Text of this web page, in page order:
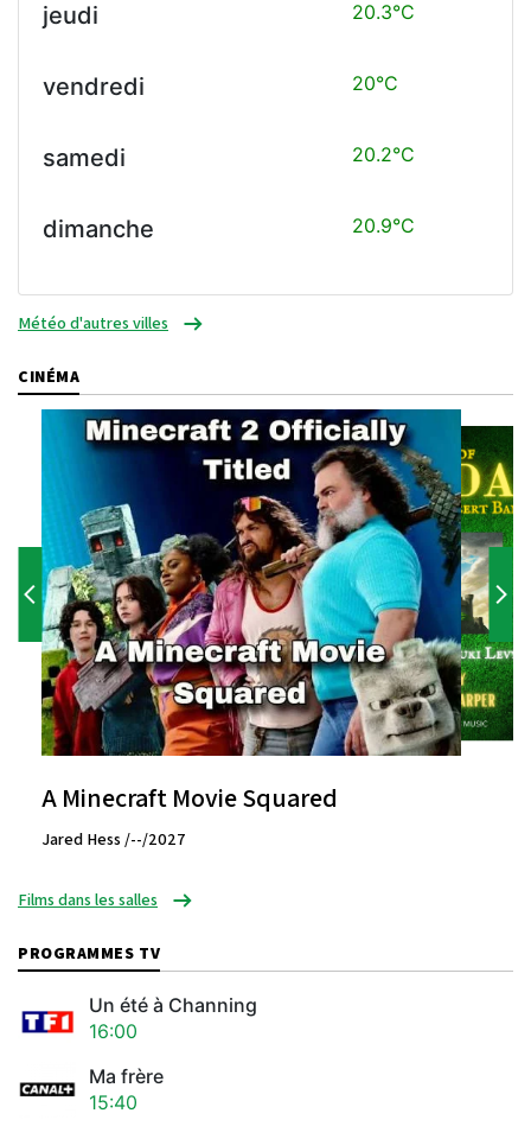
jeudi 20.3°C
vendredi 20°C
samedi 20.2°C
dimanche 20.9°C
Météo d'autres villes
CINÉMA
A Minecraft Movie Squared
Jared Hess /--/2027
Films dans les salles
PROGRAMMES TV
Un été à Channing
16:00
Ma frère
15:40